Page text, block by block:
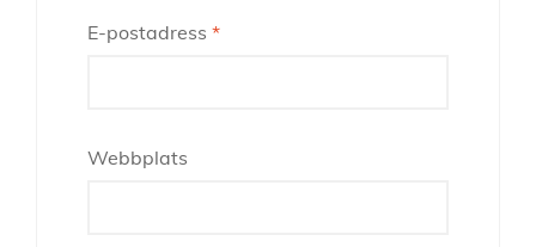
E-postadress *
Webbplats